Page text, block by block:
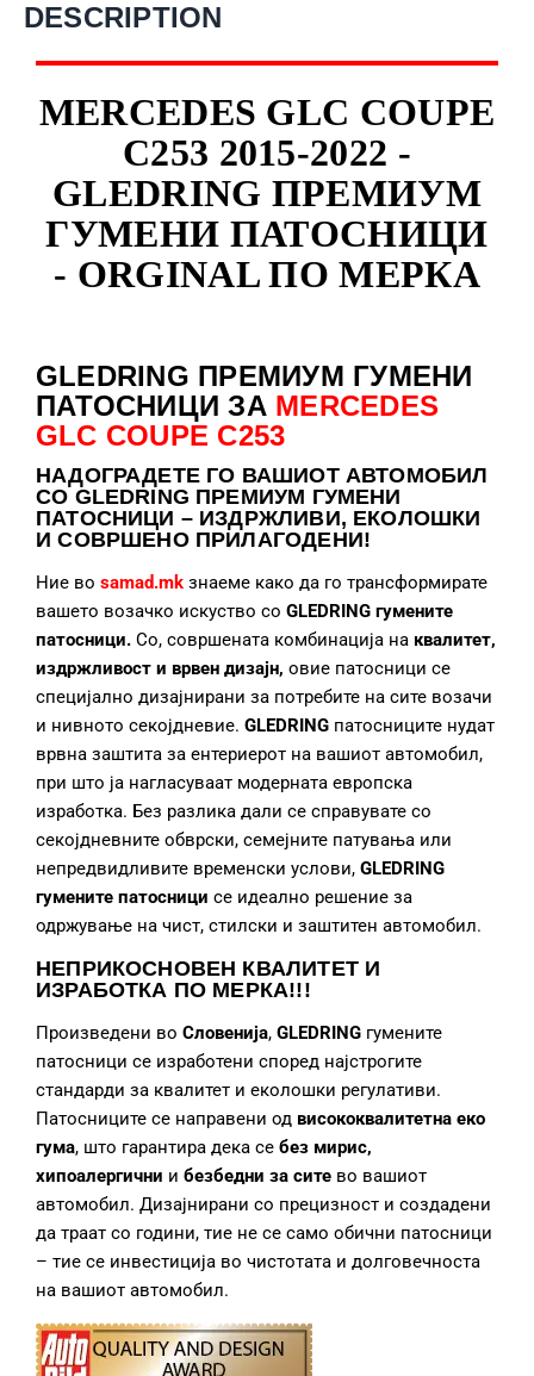
DESCRIPTION
MERCEDES GLC COUPE
C253 2015-2022 -
GLEDRING ПРЕМИУМ
ГУМЕНИ ПАТОСНИЦИ
- ORGINAL ПО МЕРКА
GLEDRING ПРЕМИУМ ГУМЕНИ
ПАТОСНИЦИ ЗА MERCEDES
GLC COUPE C253
НАДОГРАДЕТЕГО ВАШИОТ АВТОМОБИЛ
СО GLEDRING ПРЕМИУМ ГУМЕНИ
ПАТОСНИЦИ – ИЗДРЖЛИВИ, ЕКОЛОШКИ
И СОВРШЕНО ПРИЛАГОДЕНИ!
Ние во samad.mk знаеме како да го трансформирате
вашето возачко искуство со GLEDRING гумените
патосници. Со, совршената комбинација на квалитет,
издржливост и врвен дизајн, овие патосници се
специјално дизајнирани за потребите на сите возачи
и нивното секојдневие. GLEDRING патосниците нудат
врвна заштита за ентериерот на вашиот автомобил,
при што ја нагласуваат модерната европска
изработка. Без разлика дали се справувате со
секојдневните обврски, семејните патувања или
непредвидливите временски услови, GLEDRING
гумените патосници се идеално решение за
одржување на чист, стилски и заштитен автомобил.
НЕПРИКОСНОВЕН КВАЛИТЕТ И
ИЗРАБОТКА ПО МЕРКА!!!
Произведени во Словенија, GLEDRING гумените
патосници се изработени според најстрогите
стандарди за квалитет и еколошки регулативи.
Патосниците се направени од висококвалитетна еко
гума, што гарантира дека се без мирис,
хипоалергични и безбедни за сите во вашиот
автомобил. Дизајнирани со прецизност и создадени
да траат со години, тие не се само обични патосници
– тие се инвестиција во чистотата и долговечноста
на вашиот автомобил.